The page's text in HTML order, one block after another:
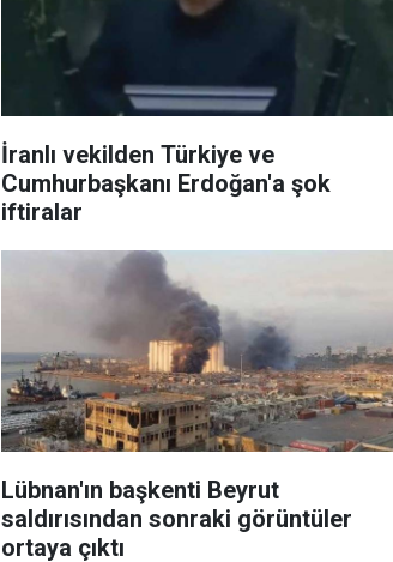
İranlı vekilden Türkiye ve
Cumhurbaşkanı Erdoğan'a şok
iftiralar
Lübnan'ın başkenti Beyrut
saldırısından sonraki görüntüler
ortaya çıktı